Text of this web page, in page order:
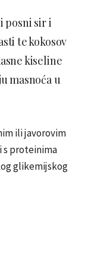
posni sir i
te kokosov
kiseline
masnoća u
ili javorovim
proteinima
glikemijskog